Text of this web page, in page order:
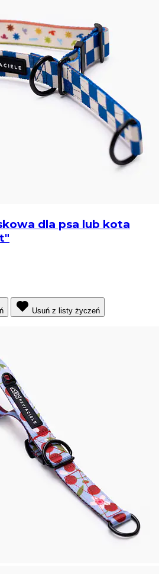
dla psa lub kota
Usuń z listy życzeń